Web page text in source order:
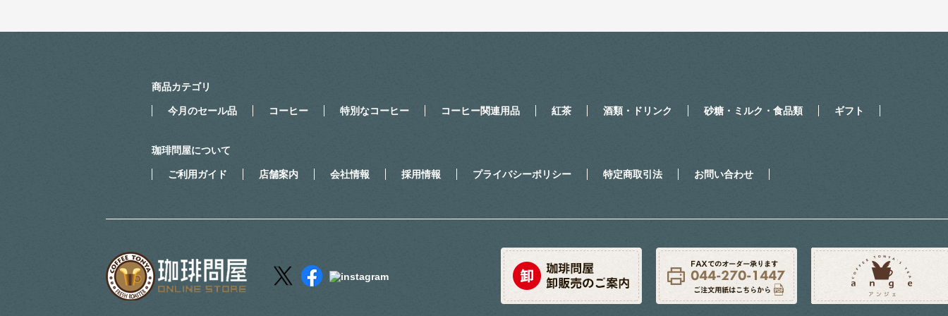
商品カテゴリ
今月のセール品 コーヒー 特別なコーヒー コーヒー関連用品 紅茶 酒類・ドリンク 砂糖・ミルク・食品類 ギフト
珈琲問屋について
ご利用ガイド 店舗案内 会社情報 採用情報 プライバシーポリシー 特定商取引法 お問い合わせ